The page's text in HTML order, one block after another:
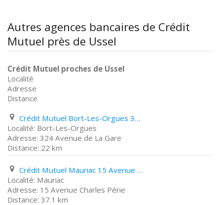
Autres agences bancaires de Crédit
Mutuel près de Ussel
Crédit Mutuel proches de Ussel
Localité
Adresse
Distance
Crédit Mutuel Bort-Les-Orgues 324 Avenue de La Gare
Bort-Les-Orgues
324 Avenue de La Gare
22 km
Crédit Mutuel Mauriac 15 Avenue Charles Périe
Mauriac
15 Avenue Charles Périe
37.1 km